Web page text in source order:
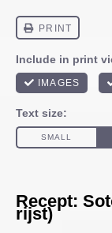
Recept:
rijst)